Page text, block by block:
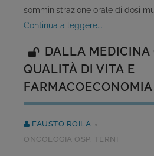
somministrazione orale di dosi
continua a leggere...
DALLA MEDICINA
QUALITÀ DI VITA E
FARMACOECONOMIA
FAUSTO ROILA
ONCOLOGIA OSP. TERNI